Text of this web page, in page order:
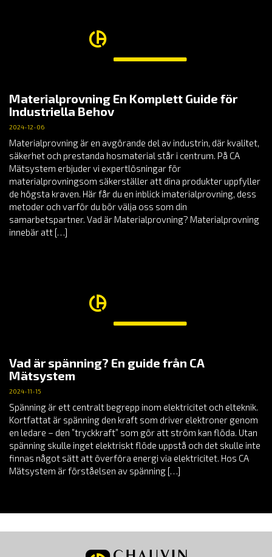
Materialprovning En Komplett Guide för
Industriella Behov
2024-12-06
Materialprovning är en avgörande del av industrin, där kvalitet,
säkerhet och prestanda hosmaterial står i centrum. På CA
Mätsystem erbjuder vi expertlösningar för
materialprovningsom säkerställer att dina produkter uppfyller
de högsta kraven. Här får du en inblick imaterialprovning, dess
metoder och varför du bör välja oss som din
samarbetspartner. Vad är Materialprovning? Materialprovning
innebär att […]
Vad är spänning? En guide från CA
Mätsystem
2024-11-15
Spänning är ett centralt begrepp inom elektricitet och elteknik.
Kortfattat är spänning den kraft som driver elektroner genom
en ledare – den ”tryckkraft” som gör att ström kan flöda. Utan
spänning skulle inget elektriskt flöde uppstå och det skulle inte
finnas något sätt att överföra energi via elektricitet. Hos CA
Mätsystem är förståelsen av spänning […]